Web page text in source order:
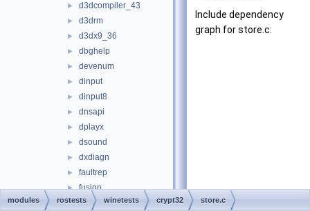
► d3dcompiler_43
► d3drm
► d3dx9_36
► dbghelp
► devenum
► dinput
► dinput8
► dnsapi
► dplayx
► dsound
► dxdiagn
► faultrep
► fusion
► gdi32
Include dependency
graph for store.c:
modules rostests winetests crypt32 store.c